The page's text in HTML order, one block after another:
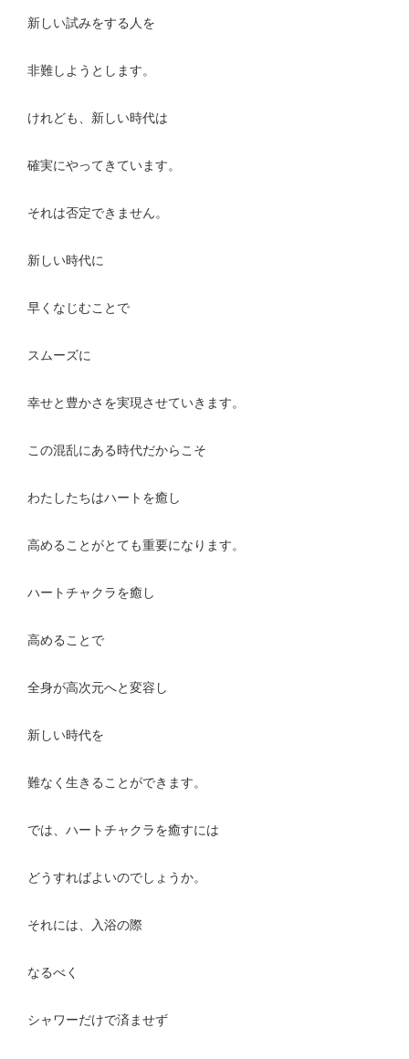
新しい試みをする人を
非難しようとします。
けれども、新しい時代は
確実にやってきています。
それは否定できません。
新しい時代に
早くなじむことで
スムーズに
幸せと豊かさを実現させていきます。
この混乱にある時代だからこそ
わたしたちはハートを癒し
高めることがとても重要になります。
ハートチャクラを癒し
高めることで
全身が高次元へと変容し
新しい時代を
難なく生きることができます。
では、ハートチャクラを癒すには
どうすればよいのでしょうか。
それには、入浴の際
なるべく
シャワーだけで済ませず